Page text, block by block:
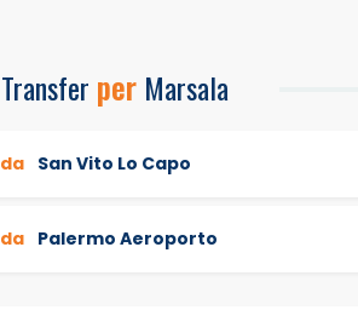
Transfer per Marsala
da San Vito Lo Capo
da Palermo Aeroporto